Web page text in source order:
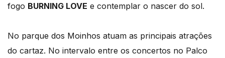
fogo BURNING LOVE e contemplar o nascer do sol.
No parque dos Moinhos atuam as principais atrações
do cartaz. No intervalo entre os concertos no Palco